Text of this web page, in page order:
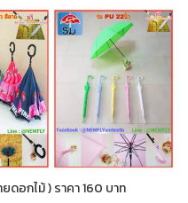
อกไม้ ) ราคา 160 บาท